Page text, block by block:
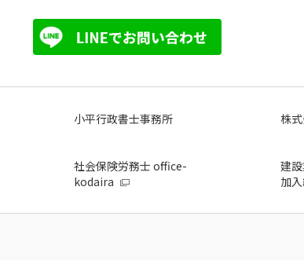
小平行政書士事務所 株
社会保険労務士 office-
kodaira
建
加